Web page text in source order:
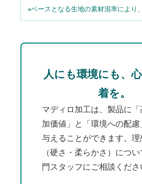
※ベースとなる生地の素材混率により
人にも環境にも、
着を。
マディロ加工は、製品に
加価値」と「環境への配
与えることができます。
（硬さ・柔らかさ）につ
門スタッフにご相談くださ